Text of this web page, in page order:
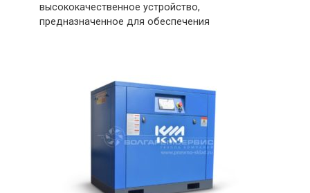
высококачественное устройство,
предназначенное для обеспечения